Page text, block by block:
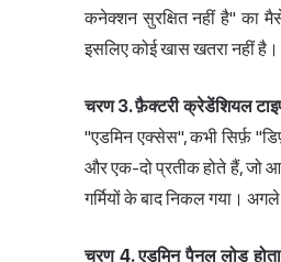
कनेक्शन सुरक्षित नहीं है" का
इसलिए कोई खास खतरा नहीं है।
चरण 3. फ़ैक्टरी क्रेडेंशियल
"एडमिन एक्सेस", कभी सिर्फ़
और एक-दो प्रतीक होते हैं, जो
गर्मियों के बाद निकल गया।
चरण 4. एडमिन पैनल लोड